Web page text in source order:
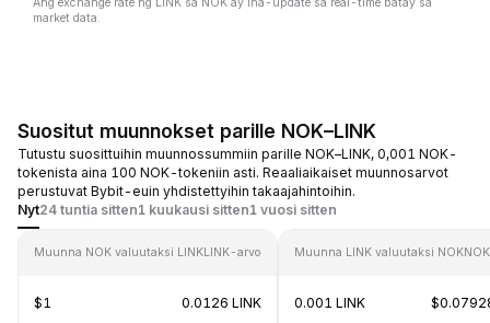
market data.
Suositut muunnokset parille NOK–LINK
Tutustu suosittuihin muunnossummiin parille NOK–LINK, 0,001 NOK-
tokenista aina 100 NOK-tokeniin asti. Reaaliaikaiset muunnosarvot
perustuvat Bybit-euin yhdistettyihin takaajahintoihin.
Nyt24 tuntia sitten1 kuukausi sitten1 vuosi sitten
Muunna NOK valuutaksi LINKLINK-arvo
$1 0.0126 LINK
Muunna LINK valuutaksi NOK
0.001 LINK